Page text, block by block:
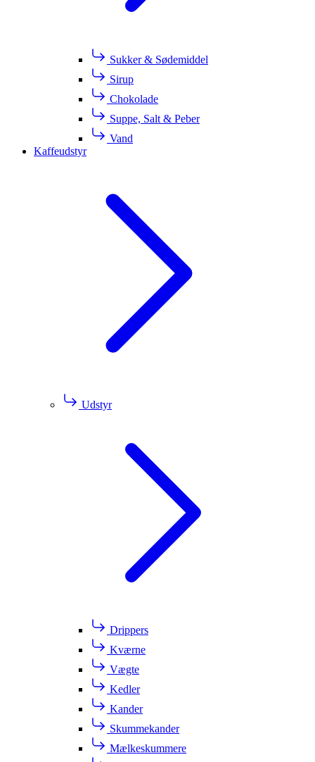
Sukker & Sødemiddel
Sirup
Chokolade
Suppe, Salt & Peber
Vand
Kaffeudstyr
Udstyr
Drippers
Kværne
Vægte
Kedler
Kander
Skummekander
Mælkeskummere